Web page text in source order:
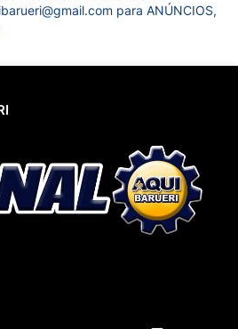
para ANÚNCIOS,